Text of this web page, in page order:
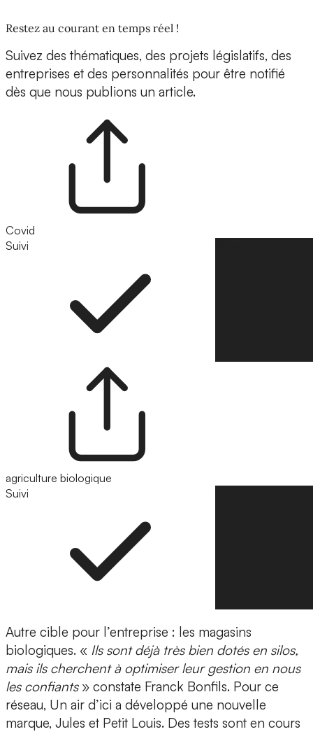
Restez au courant en temps réel !
Suivez des thématiques, des projets législatifs, des
entreprises et des personnalités pour être notifié
dès que nous publions un article.
Covid
Suivi
agriculture biologique
Suivi
Autre cible pour l’entreprise : les magasins
biologiques. « Ils sont déjà très bien dotés en silos,
mais ils cherchent à optimiser leur gestion en nous
les confiants» constate Franck Bonfils. Pour ce
réseau, Un air d’ici a développé une nouvelle
marque, Jules et Petit Louis. Des tests sont en cours